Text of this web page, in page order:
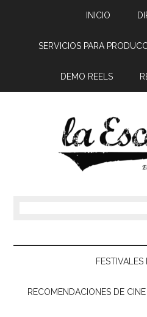
INICIO
SERVICIOS PARA
DEMO REELS
FESTIVALES
RECOMENDACIONES DE CINE